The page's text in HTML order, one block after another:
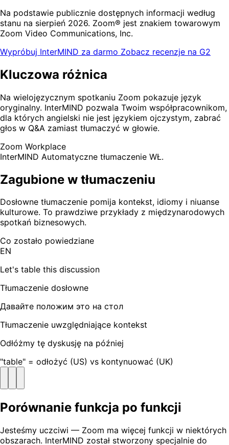
Na podstawie publicznie dostępnych informacji według
stanu na sierpień 2026. Zoom® jest znakiem towarowym
Zoom Video Communications, Inc.
Wypróbuj InterMIND za darmo Zobacz recenzje na G2
Kluczowa różnica
Na wielojęzycznym spotkaniu Zoom pokazuje język
oryginalny. InterMIND pozwala Twoim współpracownikom,
dla których angielski nie jest językiem ojczystym, zabrać
głos w Q&A zamiast tłumaczyć w głowie.
Zoom Workplace
InterMIND Automatyczne tłumaczenie WŁ.
Zagubione w tłumaczeniu
Dosłowne tłumaczenie pomija kontekst, idiomy i niuanse
kulturowe. To prawdziwe przykłady z międzynarodowych
spotkań biznesowych.
Co zostało powiedziane
EN
Let's table this discussion
Tłumaczenie dosłowne
Давайте положим это на стол
Tłumaczenie uwzględniające kontekst
Odłóżmy tę dyskusję na później
"table" = odłożyć (US) vs kontynuować (UK)
Porównanie funkcja po funkcji
Jesteśmy uczciwi — Zoom ma więcej funkcji w niektórych
obszarach. InterMIND został stworzony specjalnie do